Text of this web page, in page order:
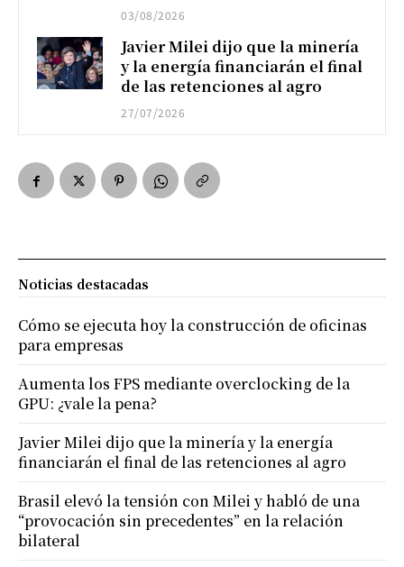
03/08/2026
Javier Milei dijo que la minería
y la energía financiarán el final
de las retenciones al agro
27/07/2026
Noticias destacadas
Cómo se ejecuta hoy la construcción de oficinas
para empresas
Aumenta los FPS mediante overclocking de la
GPU: ¿vale la pena?
Javier Milei dijo que la minería y la energía
financiarán el final de las retenciones al agro
Brasil elevó la tensión con Milei y habló de una
“provocación sin precedentes” en la relación
bilateral